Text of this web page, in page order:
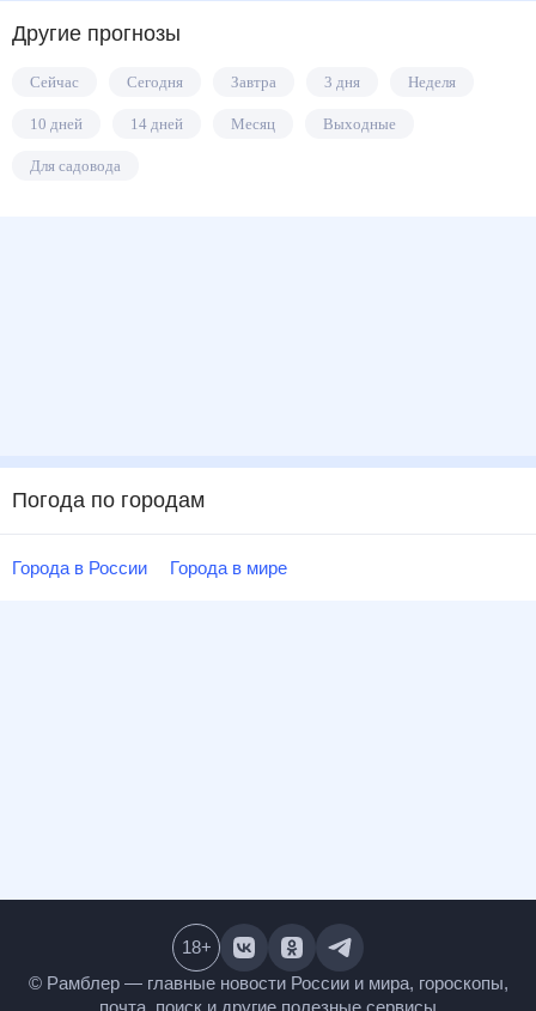
Другие прогнозы
Сейчас Сегодня Завтра 3 дня Неделя
10 дней 14 дней Месяц Выходные
Для садовода
Погода по городам
Города в России Города в мире
© Рамблер — главные новости России и мира,
18+